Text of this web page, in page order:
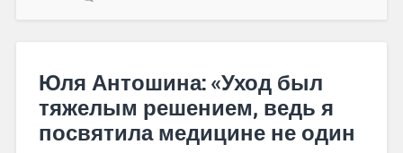
Юля Антошина: «Уход был
тяжелым решением, ведь я
посвятила медицине не один